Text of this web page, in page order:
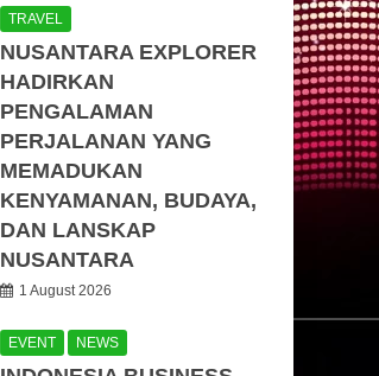
TRAVEL
NUSANTARA EXPLORER
HADIRKAN
PENGALAMAN
PERJALANAN YANG
MEMADUKAN
KENYAMANAN, BUDAYA,
DAN LANSKAP
NUSANTARA
1 August 2026
EVENT NEWS